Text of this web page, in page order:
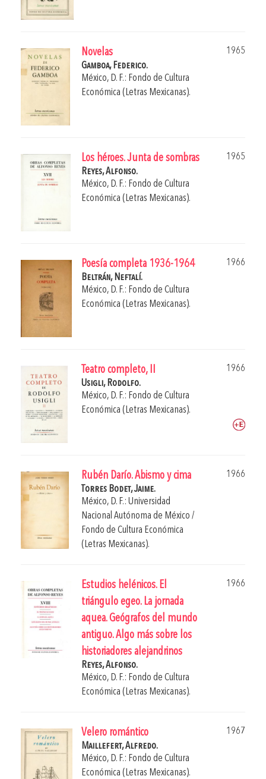
Novelas
1965
Gamboa, Federico.
México, D. F.: Fondo de Cultura
Económica (Letras Mexicanas).
Los héroes. Junta de sombras
1965
Reyes, Alfonso.
México, D. F.: Fondo de Cultura
Económica (Letras Mexicanas).
Poesía completa 1936-1964
1966
Beltrán, Neftalí.
México, D. F.: Fondo de Cultura
Económica (Letras Mexicanas).
Teatro completo, II
1966
Usigli, Rodolfo.
México, D. F.: Fondo de Cultura
Económica (Letras Mexicanas).
Rubén Darío. Abismo y cima
1966
Torres Bodet, Jaime.
México, D. F.: Universidad
Nacional Autónoma de México /
Fondo de Cultura Económica
(Letras Mexicanas).
Estudios helénicos. El
triángulo egeo. La jornada
aquea. Geógrafos del mundo
antiguo. Algo más sobre los
historiadores alejandrinos
1966
Reyes, Alfonso.
México, D. F.: Fondo de Cultura
Económica (Letras Mexicanas).
Velero romántico
1967
Maillefert, Alfredo.
México, D. F.: Fondo de Cultura
Económica (Letras Mexicanas).